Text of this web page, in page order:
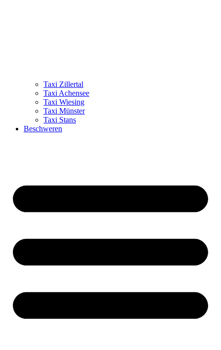
Taxi Zillertal
Taxi Achensee
Taxi Wiesing
Taxi Münster
Taxi Stans
Beschweren